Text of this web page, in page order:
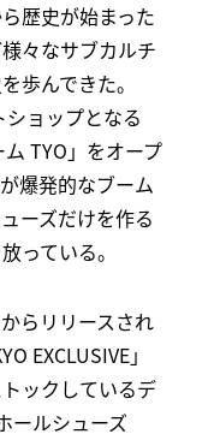
歴史が始まった
々なサブカルチ
歩んできた。
ョップとなる
TYO」をオープ
爆発的なブーム
ーズだけを作る
っている。
らリリースされ
EXCLUSIVE」
ックしているデ
ールシューズ